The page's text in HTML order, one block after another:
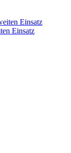
Einsatz